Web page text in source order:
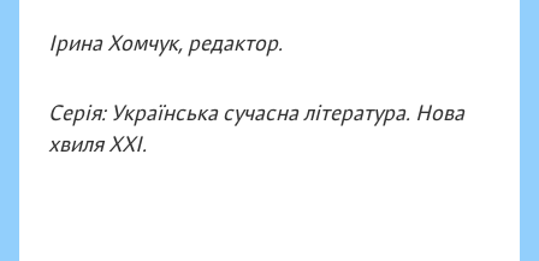
Ірина Хомчук, редактор.
Серія: Українська сучасна література. Нова
хвиля ХХІ.